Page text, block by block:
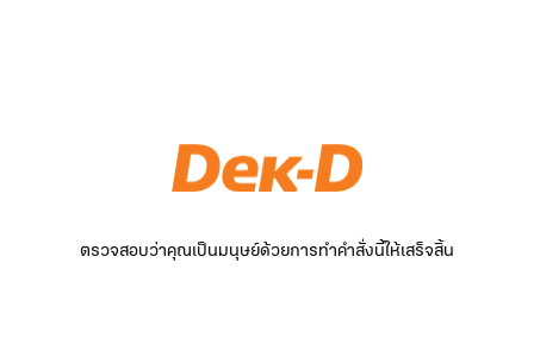
ตรวจสอบว่าคุณเป็นมนุษย์ด้วยการทำคำสั่งนี้ให้เสร็จสิ้น